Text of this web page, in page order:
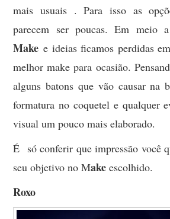
mais usuais . Para isso as
parecem ser poucas. Em meio
Make e ideias ficamos perdidas
melhor make para ocasião.
alguns batons que vão causar na
formatura no coquetel e qualquer
visual um pouco mais elaborado.
É só conferir que impressão você
seu objetivo no Make escolhido.
Roxo